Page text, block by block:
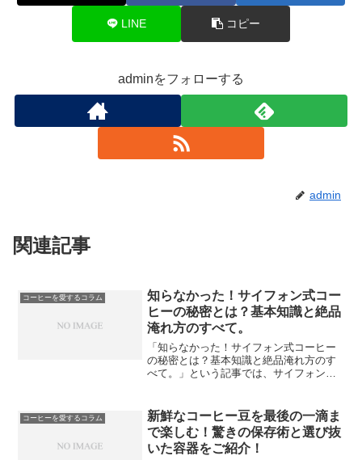
LINE コピー
adminをフォローする
admin
関連記事
コーヒーを愛するコラム
知らなかった！サイフォン式コー
ヒーの秘密とは？基本知識と絶品
淹れ方のすべて。
「知らなかった！サイフォン式コーヒー
の秘密とは？基本知識と絶品淹れ方のす
べて。」という記事では、サイフォン式
るための三つのコツなどについて詳しく
解説しています。サイフォン...
コーヒーを愛するコラム
新鮮なコーヒー豆を最後の一滴ま
で楽しむ！驚きの保存術と選び抜
いた容器をご紹介！